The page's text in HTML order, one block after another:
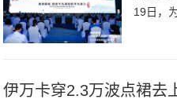
19日，
础设施
伊万卡穿2.3万波点裙去